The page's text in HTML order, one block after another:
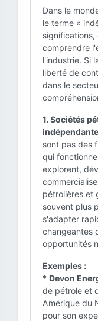
Dans le
le terme «
comprendre
l'industrie. Si
liberté de
dans le
1. Sociétés
sont pas des
qui
explorent,
pétrolières et
souvent plus
s'adapter
changeantes
opportunités
Exemples :
* Devon
de pétrole et
Amérique du
pour son